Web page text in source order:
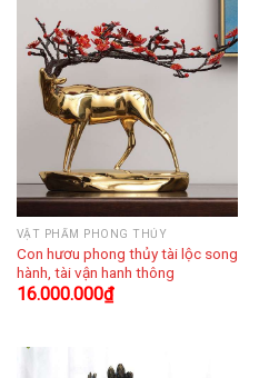
VẬT PHẨM PHONG THỦY
Con hươu phong thủy tài lộc song
hành, tài vận hanh thông
16.000.000₫